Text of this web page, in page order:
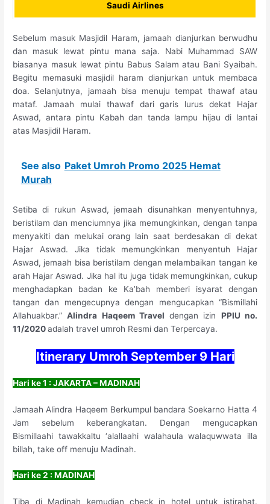
Saudi Airlines
Sebelum masuk Masjidil Haram, jamaah dianjurkan berwudhu
dan masuk lewat pintu mana saja. Nabi Muhammad SAW
biasanya masuk lewat pintu Babus Salam atau Bani Syaibah.
Begitu memasuki masjidil haram dianjurkan untuk membaca
doa. Selanjutnya, jamaah bisa menuju tempat thawaf atau
mataf. Jamaah mulai thawaf dari garis lurus dekat Hajar
Aswad, antara pintu Kabah dan tanda lampu hijau di lantai
atas Masjidil Haram.
See also Paket Umroh Promo 2025 Hemat
Murah
Setiba di rukun Aswad, jemaah disunahkan menyentuhnya,
beristilam dan menciumnya jika memungkinkan, dengan tanpa
menyakiti dan melukai orang lain saat berdesakan di dekat
Hajar Aswad. Jika tidak memungkinkan menyentuh Hajar
Aswad, jemaah bisa beristilam dengan melambaikan tangan ke
arah Hajar Aswad. Jika hal itu juga tidak memungkinkan, cukup
menghadapkan badan ke Ka’bah memberi isyarat dengan
tangan dan mengecupnya dengan mengucapkan “Bismillahi
Allahuakbar.”Alindra Haqeem Travel dengan izin PPIU no.
11/2020adalah travel umroh Resmi dan Terpercaya.
Itinerary Umroh September 9 Hari
Hari ke 1 : JAKARTA – MADINAH
Jamaah Alindra Haqeem Berkumpul bandara Soekarno Hatta 4
Jam sebelum keberangkatan. Dengan mengucapkan
Bismillaahi tawakkaltu ‘alallaahi walahaula walaquwwata illa
billah, take off menuju Madinah.
Hari ke 2 : MADINAH
Tiba di Madinah kemudian check in hotel untuk istirahat.